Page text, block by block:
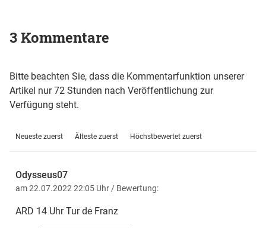
3 Kommentare
Bitte beachten Sie, dass die Kommentarfunktion unserer
Artikel nur 72 Stunden nach Veröffentlichung zur
Verfügung steht.
Neueste zuerst Älteste zuerst Höchstbewertet zuerst
Odysseus07
am 22.07.2022 22:05 Uhr / Bewertung:
ARD 14 Uhr Tur de Franz